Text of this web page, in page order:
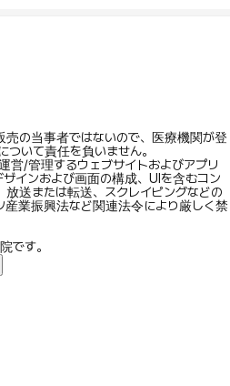
の当事者ではないので、医療機関が登
いて責任を負いません。
営/管理するウェブサイトおよびアプリ
インおよび画面の構成、UIを含むコン
送または転送、スクレイピングなどの
産業振興法など関連法令により厳しく禁
です。